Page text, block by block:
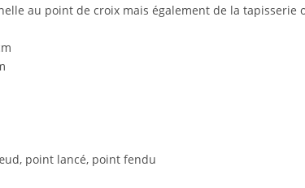
au point de croix mais également de la tapisserie
point lancé, point fendu